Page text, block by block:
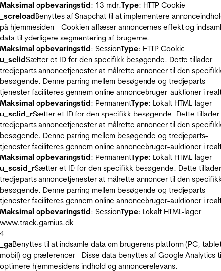
Maksimal opbevaringstid: 13 mdr.Type: HTTP Cookie
_screloadBenyttes af Snapchat til at implementere
på hjemmesiden - Cookien aflæser annoncernes effekt og
data til yderligere segmentering af brugerne.
Maksimal opbevaringstid: SessionType: HTTP Cookie
u_sclidSætter et ID for den specifikk besøgende. Dette tillader
tredjeparts annoncetjenester at målrette annoncer til den
besøgende. Denne parring mellem besøgende og tredjeparts-
tjenester faciliteres gennem online annoncebruger-auktioner i
Maksimal opbevaringstid: PermanentType: Lokalt HTML-lager
u_sclid_rSætter et ID for den specifikk besøgende. Dette tillader
tredjeparts annoncetjenester at målrette annoncer til den
besøgende. Denne parring mellem besøgende og tredjeparts-
tjenester faciliteres gennem online annoncebruger-auktioner i
Maksimal opbevaringstid: PermanentType: Lokalt HTML-lager
u_scsid_rSætter et ID for den specifikk besøgende. Dette tillader
tredjeparts annoncetjenester at målrette annoncer til den
besøgende. Denne parring mellem besøgende og tredjeparts-
tjenester faciliteres gennem online annoncebruger-auktioner i
Maksimal opbevaringstid: SessionType: Lokalt HTML-lager
www.track.garnius.dk
4
_gaBenyttes til at indsamle data om brugerens platform (PC,
mobil) og præferencer - Disse data benyttes af Google Analytics
optimere hjemmesidens indhold og annoncerelevans.